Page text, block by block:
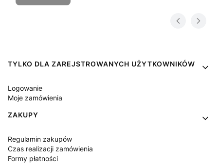
Linki w stopce
TYLKO DLA ZAREJSTROWANYCH UŻYTKOWNIKÓW
Logowanie
Moje zamówienia
ZAKUPY
Regulamin zakupów
Czas realizacji zamówienia
Formy płatności